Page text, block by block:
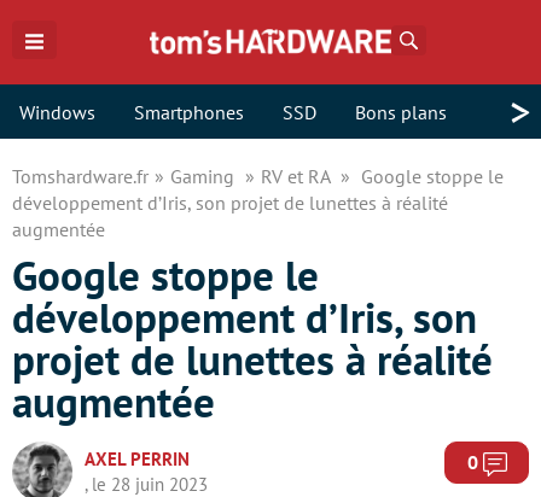
Windows Smartphones SSD Bons plans >
Tomshardware.fr Gaming RV et RA
Google stoppe le
développement d’Iris, son projet de lunettes à réalité
augmentée
Google stoppe le
développement d’Iris, son
projet de lunettes à réalité
augmentée
AXEL PERRIN
, le 28 juin 2023
0